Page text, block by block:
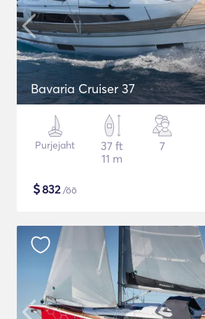
Bavaria Cruiser 37
Purjejaht
37 ft
11 m
7
$832/öö